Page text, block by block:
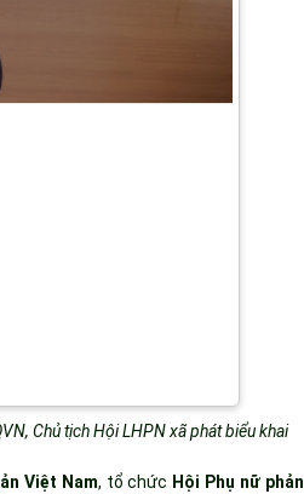
Chủ tịch Hội LHPN xã phát biểu khai
Việt Nam, tổ chức Hội Phụ nữ phản